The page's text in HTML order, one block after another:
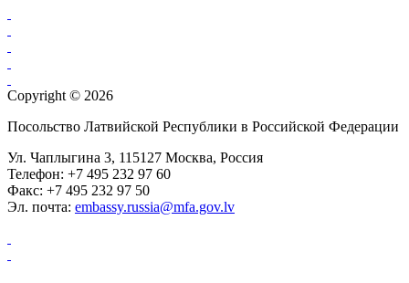
Copyright © 2026
Посольство Латвийской Республики в Российской Федерации
Ул. Чаплыгина 3, 115127 Москва, Россия
Телефон: +7 495 232 97 60
Факс: +7 495 232 97 50
Эл. почта: embassy.russia@mfa.gov.lv